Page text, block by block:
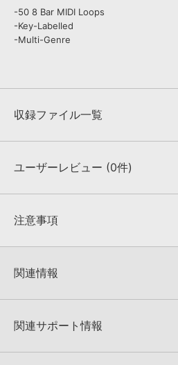
-50 8 Bar MIDI Loops
-Key-Labelled
-Multi-Genre
収録ファイル一覧
収録ファイル一覧
ユーザーレビュー (0件)
★★★★★
★5
★4
★1
注意事項
KONTAKTフォーマットは、
でお使いいただけます。無償版の
4GBを超えるデータに関するご注意：
関連情報
PIANO HOUSE GROOVES
関連サポート情報